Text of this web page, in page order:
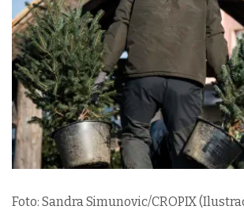
Foto: Sandra Simunovic/CROPIX